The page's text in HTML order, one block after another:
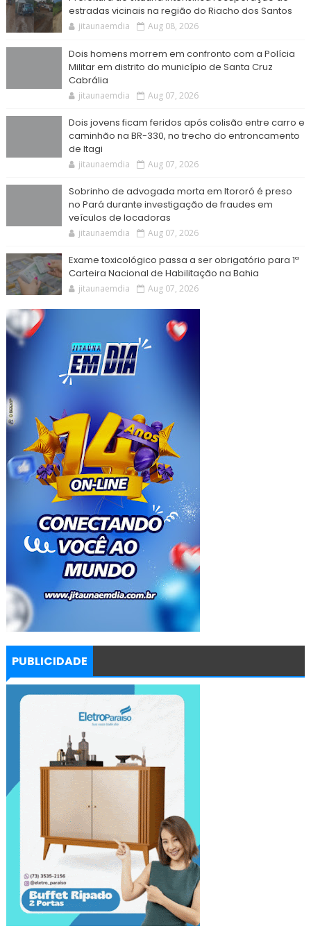
estradas vicinais na região do Riacho dos Santos
jitaunaemdia Aug 08, 2026
Dois homens morrem em confronto com a Polícia
Militar em distrito do município de Santa Cruz
Cabrália
jitaunaemdia Aug 07, 2026
Dois jovens ficam feridos após colisão entre carro e
caminhão na BR-330, no trecho do entroncamento
de Itagi
jitaunaemdia Aug 07, 2026
Sobrinho de advogada morta em Itororó é preso
no Pará durante investigação de fraudes em
veículos de locadoras
jitaunaemdia Aug 07, 2026
Exame toxicológico passa a ser obrigatório para 1ª
Carteira Nacional de Habilitação na Bahia
jitaunaemdia Aug 07, 2026
PUBLICIDADE